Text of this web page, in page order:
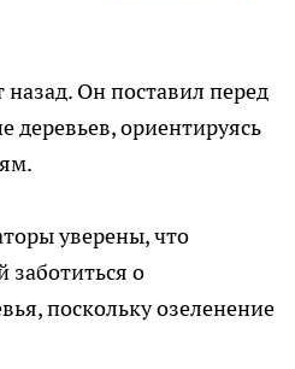
Он поставил перед
деревьев, ориентируясь
уверены, что
о
поскольку озеленение